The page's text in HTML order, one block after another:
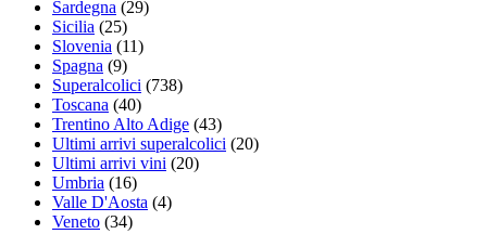
Sardegna (29)
Sicilia (25)
Slovenia (11)
Spagna (9)
Superalcolici (738)
Toscana (40)
Trentino Alto Adige (43)
Ultimi arrivi superalcolici (20)
Ultimi arrivi vini (20)
Umbria (16)
Valle D'Aosta (4)
Veneto (34)